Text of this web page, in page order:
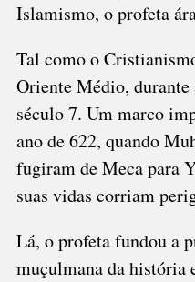
Islamismo, o profeta
Tal como o
Oriente Médio, durante
século 7. Um marco
ano de 622, quando
fugiram de Meca para
suas vidas corriam
Lá, o profeta fundou a
muçulmana da história